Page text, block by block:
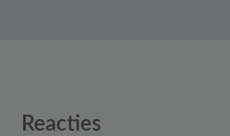
Reader
Reacties